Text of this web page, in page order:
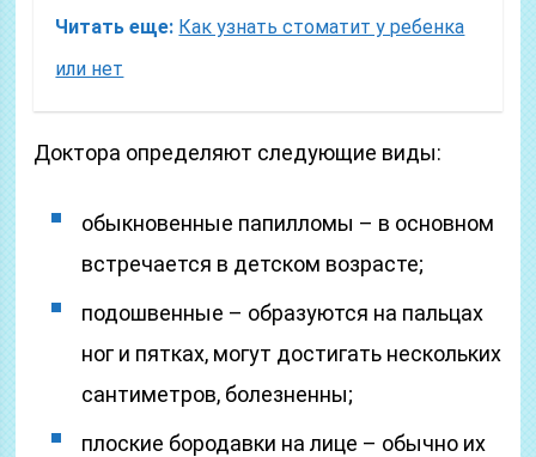
Читать еще: Как узнать стоматит у ребенка
или нет
Доктора определяют следующие виды:
обыкновенные папилломы – в основном
встречается в детском возрасте;
подошвенные – образуются на пальцах
ног и пятках, могут достигать нескольких
сантиметров, болезненны;
плоские бородавки на лице – обычно их